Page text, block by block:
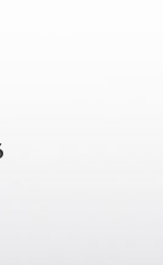
un mínimo
los usuarios.
que
Con una
enfrente.